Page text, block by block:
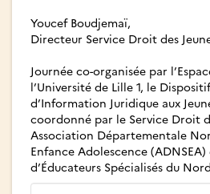
Youcef Boudjemaï,
Directeur Service Droit des
Journée co-organisée par
l’Université de Lille 1, le
d’Information Juridique aux
coordonné par le Service Droit
Association Départementale
Enfance Adolescence (ADNSEA)
d’Éducateurs Spécialisés du